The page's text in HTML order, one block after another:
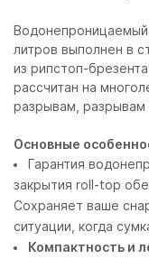
литров выполнен в
из рипстоп-
рассчитан на
разрывам, разрывам
Основные
Гарантия
закрытия roll-top
Сохраняет ваше
ситуации, когда
Компактность и